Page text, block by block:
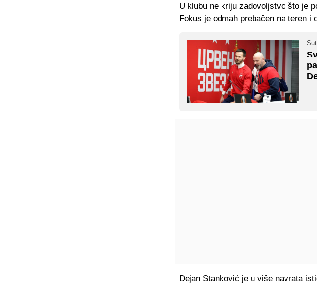
U klubu ne kriju zadovoljstvo što je
Fokus je odmah prebačen na teren i
Dejan Stanković je u više navrata